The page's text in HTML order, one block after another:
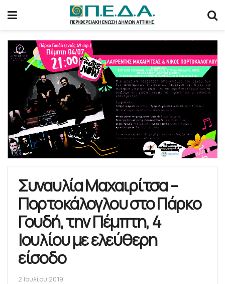
Συναυλία Μαχαιρίτσα –
Πορτοκάλογλου στο Πάρκο
Γουδή, την Πέμπτη, 4
Ιουλίου με ελεύθερη
είσοδο
2 Ιουλίου 2019